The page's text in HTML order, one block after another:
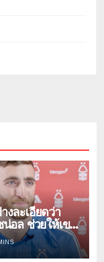
งละเอียดว่า
น่อล ช่วยให้เขา